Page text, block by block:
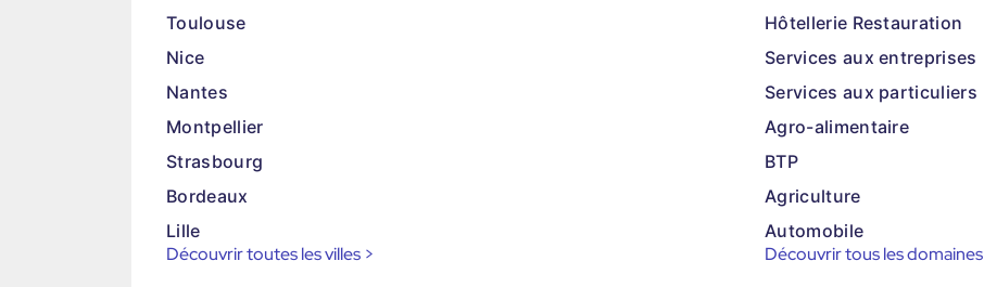
Toulouse
Nice
Nantes
Montpellier
Strasbourg
Bordeaux
Lille
Découvrir toutes les villes >
Hôtellerie Restauration
Services aux entreprises
Services aux particuliers
Agro-alimentaire
BTP
Agriculture
Automobile
Découvrir tous les domaines